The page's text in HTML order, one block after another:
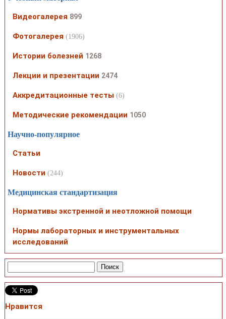
Видеогалерея 899
Фотогалерея (1906)
Истории болезней 1268
Лекции и презентации 2474
Аккредитационные тесты (6)
Методические рекомендации 1050
Научно-популярное
Статьи
Новости (244)
Медицинская стандартизация
Нормативы экстренной и неотложной помощи
Нормы лабораторных и инструментальных
исследований
Нравится